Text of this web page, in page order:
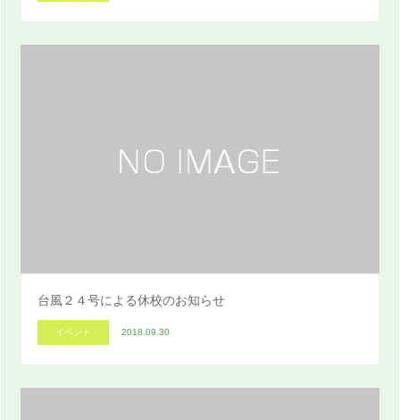
台風２４号による休校のお知らせ
イベント 2018.09.30